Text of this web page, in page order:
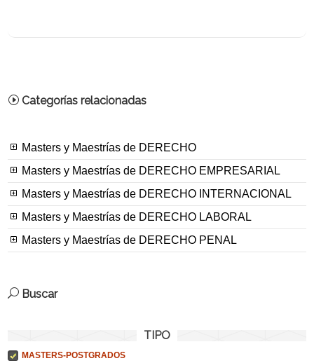
Categorías relacionadas
Masters y Maestrías de DERECHO
Masters y Maestrías de DERECHO EMPRESARIAL
Masters y Maestrías de DERECHO INTERNACIONAL
Masters y Maestrías de DERECHO LABORAL
Masters y Maestrías de DERECHO PENAL
Buscar
TIPO
MASTERS-POSTGRADOS